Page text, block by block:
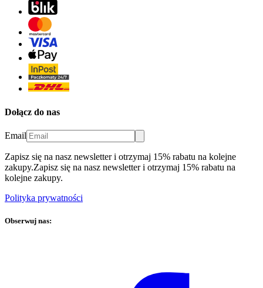
Dołącz do nas
Email
Zapisz się na nasz newsletter i otrzymaj 15% rabatu na kolejne
zakupy.Zapisz się na nasz newsletter i otrzymaj 15% rabatu na
kolejne zakupy.
Polityka prywatności
Obserwuj nas: